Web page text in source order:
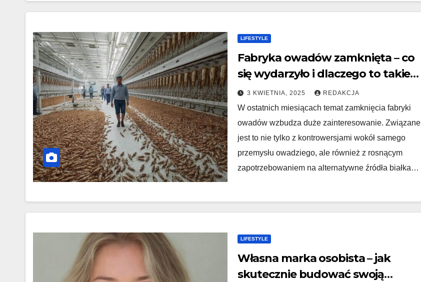
LIFESTYLE
Fabryka owadów zamknięta – co
się wydarzyło i dlaczego to takie
ważne?
3 KWIETNIA, 2025 REDAKCJA
W ostatnich miesiącach temat zamknięcia fabryki
owadów wzbudza duże zainteresowanie. Związane
jest to nie tylko z kontrowersjami wokół samego
przemysłu owadziego, ale również z rosnącym
zapotrzebowaniem na alternatywne źródła białka…
LIFESTYLE
Własna marka osobista – jak
skutecznie budować swoją